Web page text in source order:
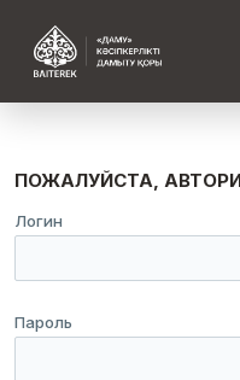
ПОЖАЛУЙСТА,
Логин
Пароль